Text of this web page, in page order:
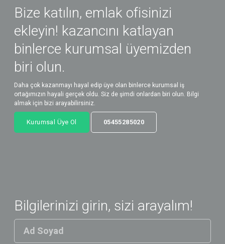
Bize katılın, emlak ofisinizi
ekleyin! kazancını katlayan
binlerce kurumsal üyemizden
biri olun.
Daha çok kazanmayı hayal edip üye olan binlerce kurumsal iş
ortağımızın hayali gerçek oldu. Siz de şimdi onlardan biri olun. Bilgi
almak için bizi arayabilirsiniz.
Kurumsal Üye Ol 05455285020
Bilgilerinizi girin, sizi arayalım!